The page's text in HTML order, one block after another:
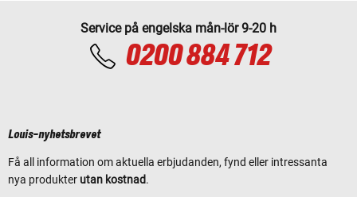
Service på engelska mån-lör 9-20 h
0200 884 712
Louis-nyhetsbrevet
Få all information om aktuella erbjudanden, fynd eller intressanta
nya produkter utan kostnad.